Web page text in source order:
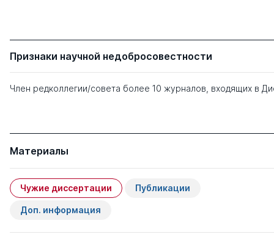
Признаки научной недобросовестности
Член редколлегии/совета более 10 журналов, входящих в
Материалы
Чужие диссертации Публикации
Доп. информация